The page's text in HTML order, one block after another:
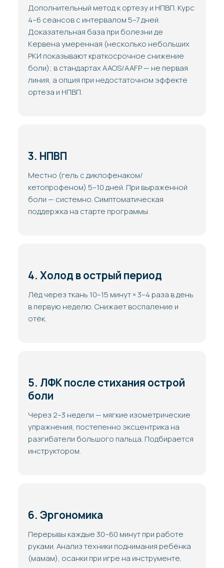
Дополнительный метод к ортезу и НПВП. Курс
4–6 сеансов с интервалом 5–7 дней.
Доказательная база при болезни де
Кервена умеренная (несколько небольших
РКИ показывают краткосрочное снижение
боли); в стандартах AAOS/AAFP — не первая
линия, а опция при недостаточном эффекте
ортеза и НПВП.
3. НПВП
Местно (гель с диклофенаком/
кетопрофеном) 5–10 дней. При выраженной
боли — системно. Симптоматическая
поддержка на старте программы.
4. Холод в острый период
Лёд через ткань 10–15 минут × 3–4 раза в день
в первую неделю. Снижает воспаление и
отёк.
5. ЛФК после стихания острой
боли
Через 2–3 недели — мягкие изометрические
упражнения, постепенно эксцентрика на
разгибатели большого пальца. Подбирается
инструктором.
6. Эргономика
Перерывы каждые 30–60 минут при работе
руками. Анализ техники поднимания ребёнка
(мамам), осанки при игре на инструменте,